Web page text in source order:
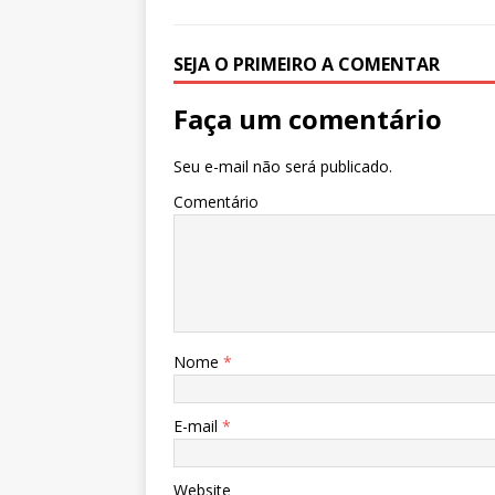
SEJA O PRIMEIRO A COMENTAR
Faça um comentário
Seu e-mail não será publicado.
Comentário
Nome *
E-mail *
Website